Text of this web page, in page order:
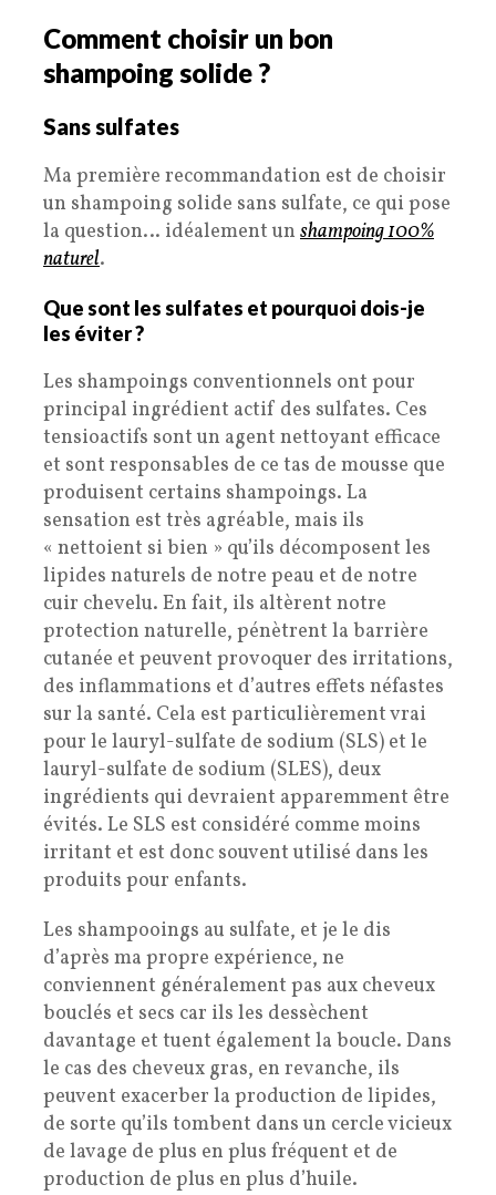
Comment choisir un bon
shampoing solide ?
Sans sulfates
Ma première recommandation est de choisir
un shampoing solide sans sulfate, ce qui pose
la question… idéalement un shampoing 100%
naturel.
Que sont les sulfates et pourquoi dois-je
les éviter ?
Les shampoings conventionnels ont pour
principal ingrédient actif des sulfates. Ces
tensioactifs sont un agent nettoyant efficace
et sont responsables de ce tas de mousse que
produisent certains shampoings. La
sensation est très agréable, mais ils
« nettoient si bien » qu’ils décomposent les
lipides naturels de notre peau et de notre
cuir chevelu. En fait, ils altèrent notre
protection naturelle, pénètrent la barrière
cutanée et peuvent provoquer des irritations,
des inflammations et d’autres effets néfastes
sur la santé. Cela est particulièrement vrai
pour le lauryl-sulfate de sodium (SLS) et le
lauryl-sulfate de sodium (SLES), deux
ingrédients qui devraient apparemment être
évités. Le SLS est considéré comme moins
irritant et est donc souvent utilisé dans les
produits pour enfants.
Les shampooings au sulfate, et je le dis
d’après ma propre expérience, ne
conviennent généralement pas aux cheveux
bouclés et secs car ils les dessèchent
davantage et tuent également la boucle. Dans
le cas des cheveux gras, en revanche, ils
peuvent exacerber la production de lipides,
de sorte qu’ils tombent dans un cercle vicieux
de lavage de plus en plus fréquent et de
production de plus en plus d’huile.